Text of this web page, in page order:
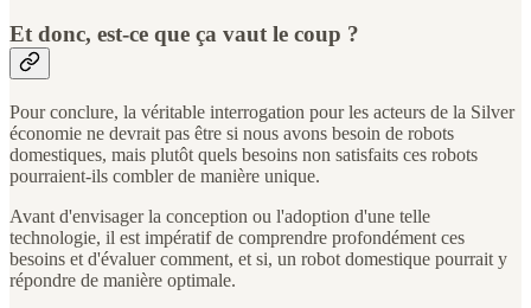
Et donc, est-ce que ça vaut le coup ?
Pour conclure, la véritable interrogation pour les acteurs de la Silver
économie ne devrait pas être si nous avons besoin de robots
domestiques, mais plutôt quels besoins non satisfaits ces robots
pourraient-ils combler de manière unique.
Avant d'envisager la conception ou l'adoption d'une telle
technologie, il est impératif de comprendre profondément ces
besoins et d'évaluer comment, et si, un robot domestique pourrait y
répondre de manière optimale.